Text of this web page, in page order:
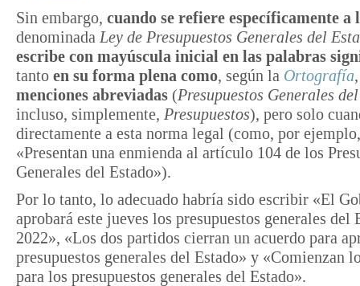
Sin embargo, cuando se refiere específicamente a
denominada Ley de Presupuestos Generales del
escribe con mayúscula inicial en las palabras
tanto en su forma plena como, según la Ortografía
menciones abreviadas (Presupuestos Generales
incluso, simplemente, Presupuestos), pero solo
directamente a esta norma legal (como, por
«Presentan una enmienda al artículo 104 de los
Generales del Estado»).
Por lo tanto, lo adecuado habría sido escribir «El
aprobará este jueves los presupuestos generales del
2022», «Los dos partidos cierran un acuerdo para
presupuestos generales del Estado» y «Comienzan
para los presupuestos generales del Estado».